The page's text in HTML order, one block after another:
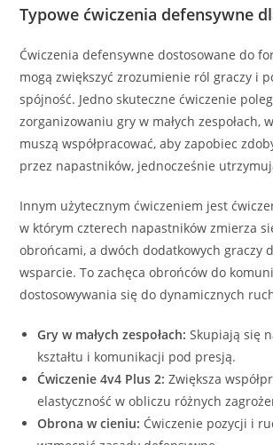
Typowe ćwiczenia defensywne
Ćwiczenia defensywne dostosowane do
mogą zwiększyć zrozumienie ról graczy i
spójność. Jedno skuteczne ćwiczenie
zorganizowaniu gry w małych zespołach,
muszą współpracować, aby zapobiec
przez napastników, jednocześnie
Innym użytecznym ćwiczeniem jest
w którym czterech napastników zmierza
obrońcami, a dwóch dodatkowych graczy
wsparcie. To zachęca obrońców do
dostosowywania się do dynamicznych
Gry w małych zespołach: Skupiają się
kształtu i komunikacji pod presją.
Ćwiczenie 4v4 Plus 2: Zwiększa
elastyczność w obliczu różnych
Obrona w cieniu: Ćwiczenie pozycji i